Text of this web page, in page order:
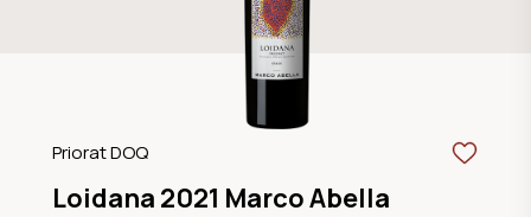
Priorat DOQ
Loidana 2021 Marco Abella